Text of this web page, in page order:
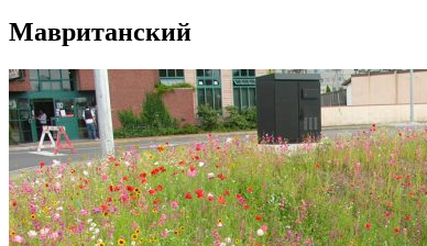
Мавританский